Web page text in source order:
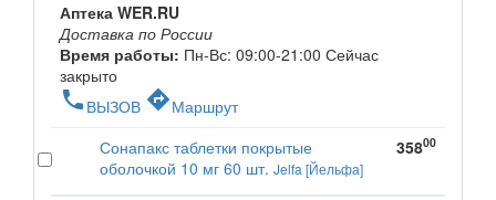
Аптека WER.RU
Доставка по России
Время работы: Пн-Вс: 09:00-21:00 Сейчас
закрыто
phone ВЫЗОВ directionsМаршрут
Сонапакс таблетки покрытые
оболочкой 10 мг 60 шт. Jelfa [Йельфа]
35800